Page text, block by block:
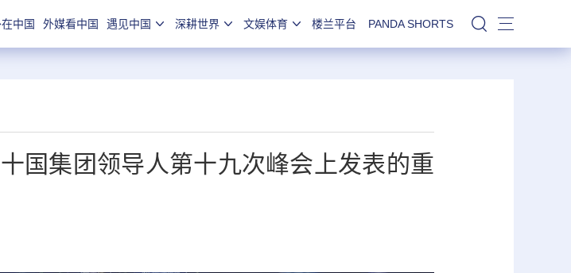
中国 外媒看中国 遇见中国 深耕世界 文娱体育 楼兰平台 PANDA SHORTS 站内搜索
国集团领导人第十九次峰会上发表的重